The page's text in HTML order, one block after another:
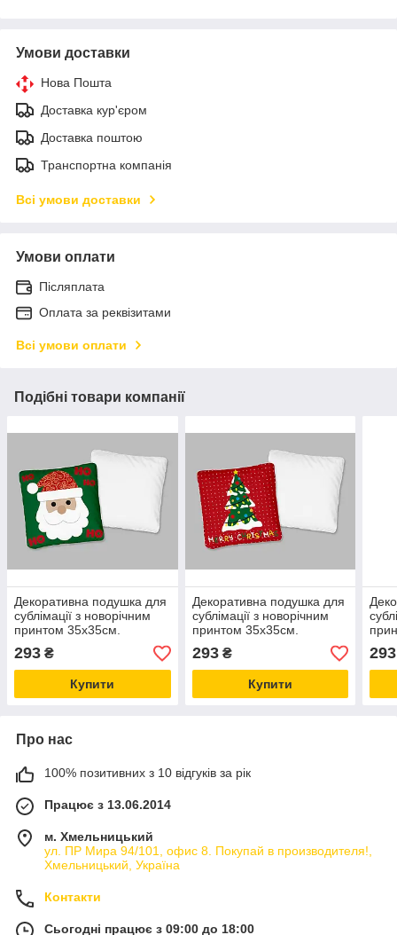
Умови доставки
Нова Пошта
Доставка кур'єром
Доставка поштою
Транспортна компанія
Всі умови доставки
Умови оплати
Післяплата
Оплата за реквізитами
Всі умови оплати
Подібні товари компанії
Декоративна подушка для
сублімації з новорічним
принтом 35х35см.
NP21_18
293 ₴
Купити
Декоративна подушка для
сублімації з новорічним
принтом 35х35см.
NP21_25
293₴
Купити
293
Про нас
100% позитивних з 10 відгуків за рік
Працює з 13.06.2014
м. Хмельницький
ул. ПР Мира 94/101, офис 8. Покупай в производителя!,
Хмельницький, Україна
Контакти
Сьогодні працює з 09:00 до 18:00